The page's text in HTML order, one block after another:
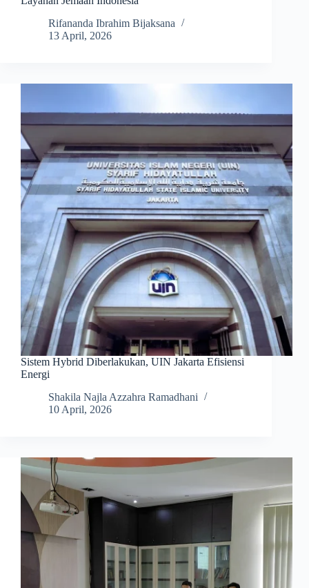
Rifananda Ibrahim Bijaksana
13 April, 2026
Sistem Hybrid Diberlakukan, UIN Jakarta Efisiensi
Energi
Shakila Najla Azzahra Ramadhani
10 April, 2026